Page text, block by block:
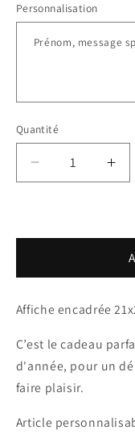
Personnalisation
Quantité
Réduire
la
Affiche
personnalisée
-
Nounou
la
-
Affiche encadrée
C’est le cadeau
d'année, pour un
faire plaisir.
Article